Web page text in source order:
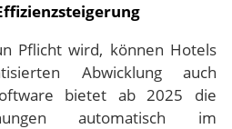
Pflicht wird, können Hotels
Abwicklung auch
bietet ab 2025 die
automatisch im